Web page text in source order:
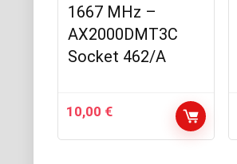
1667 MHz –
AX2000DMT3C
Socket 462/A
10,00 €